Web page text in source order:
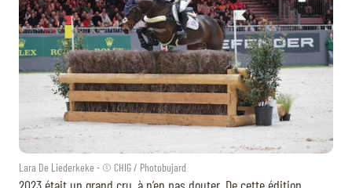
Lara De Liederkeke - © CHIG / Photobujard